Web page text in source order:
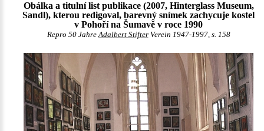
Obálka a titulní list publikace (2007, Hinterglass Museum,
Sandl), kterou redigoval, barevný snímek zachycuje kostel
v Pohoří na Šumavě v roce 1990
Repro 50 JahreAdalbert StifterVerein 1947-1997, s. 158